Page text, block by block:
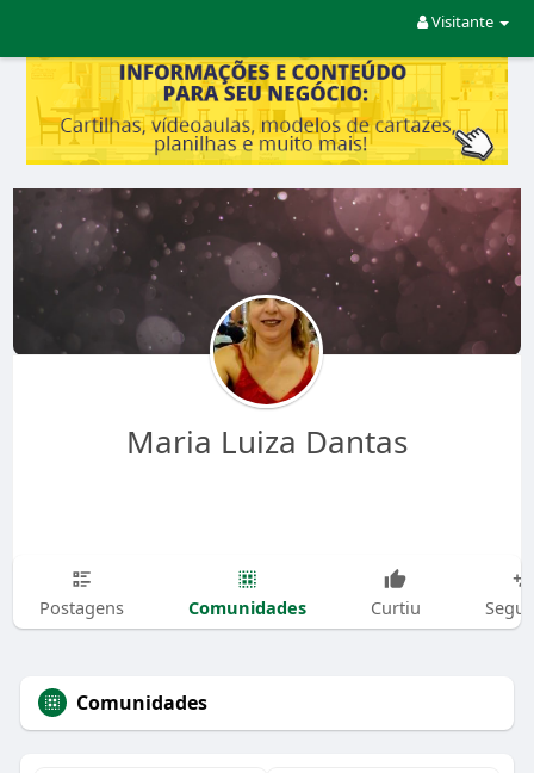
Visitante
Maria Luiza Dantas
Postagens Comunidades Curtiu
Comunidades